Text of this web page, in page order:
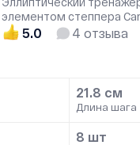
элементом степпера
SF200
5.0 4 отзыва
21.8 см
Длина шага
8 шт